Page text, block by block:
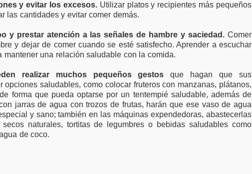
y evitar los excesos.Utilizar platos y recipientes más pequeños
las cantidades y evitar comer demás.
y prestar atención a las señales de hambre y saciedad. Comer
y dejar de comer cuando se esté satisfecho. Aprender a escuchar
mantener una relación saludable con la comida.
realizar muchos pequeños gestos que hagan que sus
opciones saludables, como colocar fruteros con manzanas, plátanos,
forma que pueda optarse por un tentempié saludable, además de
jarras de agua con trozos de frutas, harán que ese vaso de agua
y sano; también en las máquinas expendedoras, abastecerlas
naturales, tortitas de legumbres o bebidas saludables como
de coco.